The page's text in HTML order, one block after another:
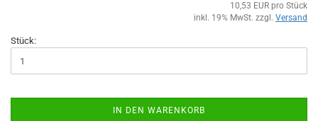
10,53 EUR pro Stück
inkl. 19% MwSt. zzgl. Versand
Stück:
IN DEN WARENKORB